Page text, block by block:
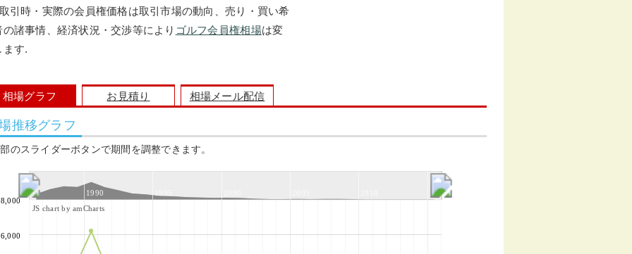
引時・実際の会員権価格は取引市場の動向、売り・買い希
の諸事情、経済状況・交渉等により ゴルフ会員権相場は変
ます.
相場グラフ お見積り 相場メール配信
推移グラフ
のスライダーボタンで期間を調整できます。
1990 2015
6,000
8,000
JS chart by amCharts